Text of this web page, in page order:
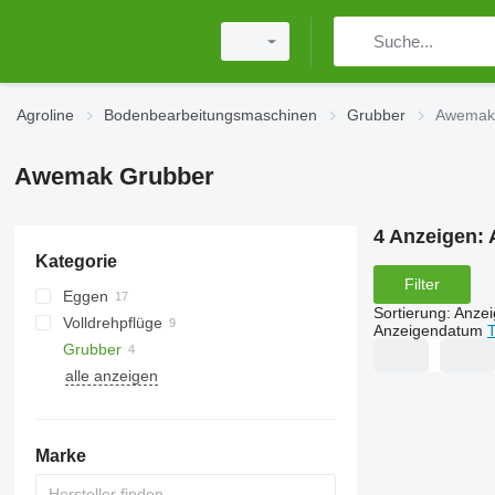
Agroline Bodenbearbeitungsmaschinen Grubber
Awemak Grubber
Kategorie
Eggen
Federzinkeneggen
Scheibeneggen
Volldrehpflüge
Grubber
alle anzeigen
Marke
4 Anzeigen:
Filter
Sortierung:
Anzeigendatum